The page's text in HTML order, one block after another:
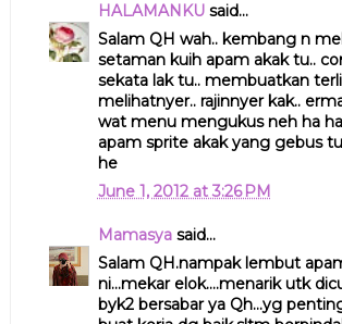
HALAMANKUsaid...
Salam QH wah.. kembang n
setaman kuih apam akak tu..
sekata lak tu.. membuatkan
melihatnyer.. rajinnyer kak..
wat menu mengukus neh ha
apam sprite akak yang gebus
he
June 1, 2012 at 3:26 PM
Mamasyasaid...
Salam QH.nampak lembut
ni...mekar elok....menarik utk
byk2 bersabar ya Qh...yg